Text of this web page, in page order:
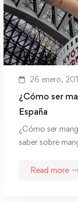
26 enero,
¿Cómo ser
España
¿Cómo ser
saber sobre
Read more